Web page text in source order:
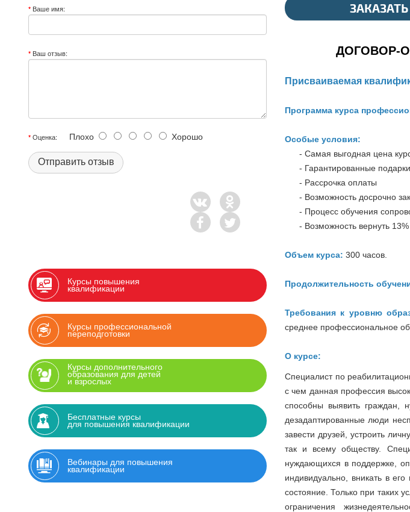
Ваше имя:
Ваш отзыв:
Оценка: Плохо Хорошо
Отправить отзыв
Курсы повышения
квалификации
Курсы профессиональной
переподготовки
Курсы дополнительного
образования для детей
и взрослых
Бесплатные курсы
для повышения квалификации
Вебинары для повышения
квалификации
ЗАКАЗАТЬ
ДОГОВОР-
Присваиваемая
Программа курса
Особые условия:
- Самая выгодная цена
- Гарантированные
- Рассрочка оплаты
- Возможность досрочно
- Процесс обучения
- Возможность вернуть 13%
Объем курса: 300 часов.
Продолжительность
Требования к уровню
среднее профессиональное
О курсе:
Специалист по
с чем данная профессия
способны выявить
дезадаптированные люди
завести друзей, устроить
так и всему обществу.
нуждающихся в поддержке,
индивидуально, вникать в
состояние. Только при таких
ограничения